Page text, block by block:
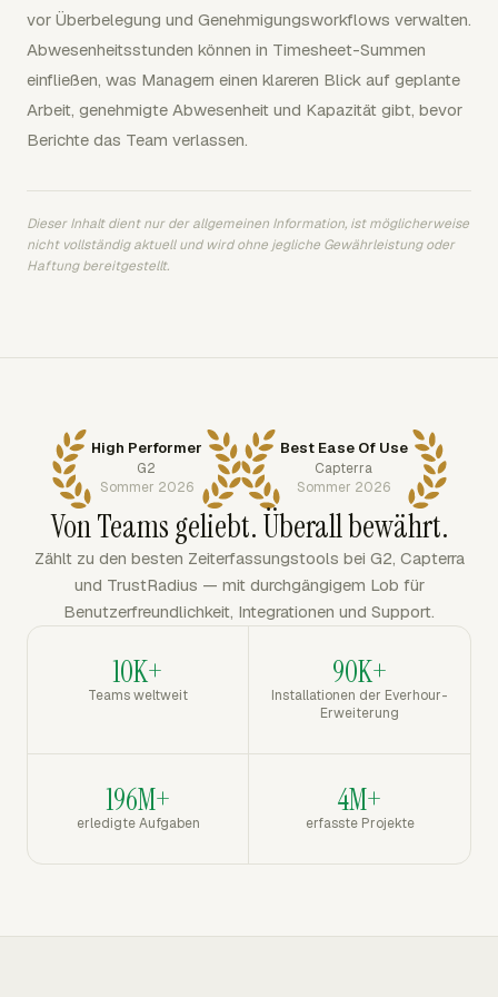
vor Überbelegung und Genehmigungsworkflows verwalten.
Abwesenheitsstunden können in Timesheet-Summen
einfließen, was Managern einen klareren Blick auf geplante
Arbeit, genehmigte Abwesenheit und Kapazität gibt, bevor
Berichte das Team verlassen.
Dieser Inhalt dient nur der allgemeinen Information, ist möglicherweise
nicht vollständig aktuell und wird ohne jegliche Gewährleistung oder
Haftung bereitgestellt.
High Performer
G2
Sommer 2026
Best Ease Of Use
Capterra
Sommer 2026
Von Teams geliebt. Überall bewährt.
Zählt zu den besten Zeiterfassungstools bei G2, Capterra
und TrustRadius — mit durchgängigem Lob für
Benutzerfreundlichkeit, Integrationen und Support.
10K+
Teams weltweit
90K+
Installationen der Everhour-
Erweiterung
196M+
erledigte Aufgaben
4M+
erfasste Projekte